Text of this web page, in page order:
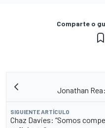
Comparte o
Jonathan
SIGUIENTE ARTÍCULO
Chaz Davies: “Somos